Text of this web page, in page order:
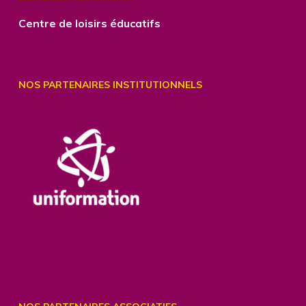
Centre de loisirs éducatifs
NOS PARTENAIRES INSTITUTIONNELS